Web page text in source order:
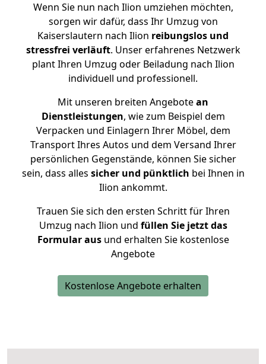
Wenn Sie nun nach Ilion umziehen möchten,
sorgen wir dafür, dass Ihr Umzug von
Kaiserslautern nach Ilion reibungslos und
stressfrei verläuft. Unser erfahrenes Netzwerk
plant Ihren Umzug oder Beiladung nach Ilion
individuell und professionell.
Mit unseren breiten Angebotean
Dienstleistungen, wie zum Beispiel dem
Verpacken und Einlagern Ihrer Möbel, dem
Transport Ihres Autos und dem Versand Ihrer
persönlichen Gegenstände, können Sie sicher
sein, dass alles sicher und pünktlich bei Ihnen in
Ilion ankommt.
Trauen Sie sich den ersten Schritt für Ihren
Umzug nach Ilion und füllen Sie jetzt das
Formular ausund erhalten Sie kostenlose
Angebote
Kostenlose Angebote erhalten